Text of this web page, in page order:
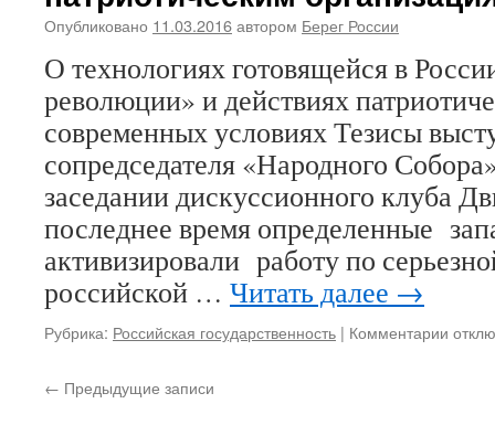
СТРОИТЕЛЬСТВА
СПАСО-
СОБОРА
ВО
ВЛАДИВОСТОКЕ
Опубликовано 11.03.2016автором Берег России
О технологиях готовящейся в
революции» и действиях
современных условиях Тезисы
сопредседателя «Народного
заседании дискуссионного клуба
последнее время определенные
активизировали работу по
российской … Читать далее →
Рубрика: Российская государственность | Комментарии к
← Предыдущие записи